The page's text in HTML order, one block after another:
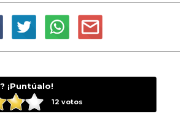
¡Puntúalo!
12 votos